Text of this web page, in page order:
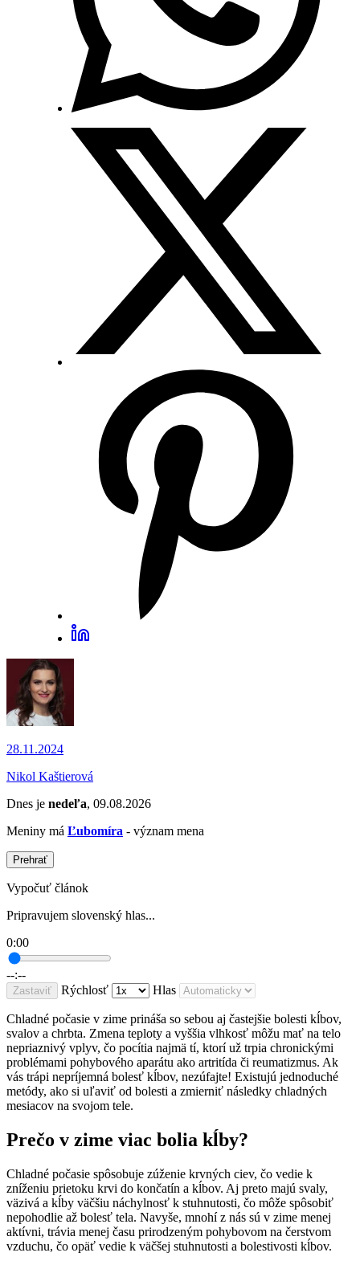
28.11.2024
Nikol Kaštierová
Dnes je nedeľa, 09.08.2026
Meniny má Ľubomíra - význam mena
Prehrať
Vypočuť článok
Pripravujem slovenský hlas...
0:00
--:--
Zastaviť Rýchlosť Hlas
Chladné počasie v zime prináša so sebou aj častejšie bolesti kĺbov,
svalov a chrbta. Zmena teploty a vyššia vlhkosť môžu mať na telo
nepriaznivý vplyv, čo pocítia najmä tí, ktorí už trpia chronickými
problémami pohybového aparátu ako artritída či reumatizmus. Ak
vás trápi nepríjemná bolesť kĺbov, nezúfajte! Existujú jednoduché
metódy, ako si uľaviť od bolesti a zmierniť následky chladných
mesiacov na svojom tele.
Prečo v zime viac bolia kĺby?
Chladné počasie spôsobuje zúženie krvných ciev, čo vedie k
zníženiu prietoku krvi do končatín a kĺbov. Aj preto majú svaly,
väzivá a kĺby väčšiu náchylnosť k stuhnutosti, čo môže spôsobiť
nepohodlie až bolesť tela. Navyše, mnohí z nás sú v zime menej
aktívni, trávia menej času prirodzeným pohybovom na čerstvom
vzduchu, čo opäť vedie k väčšej stuhnutosti a bolestivosti kĺbov.